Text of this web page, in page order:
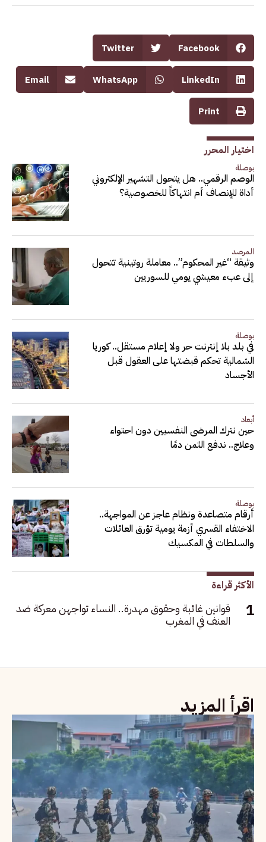
Facebook
Twitter
LinkedIn
WhatsApp
Email
Print
اختيار المحرر
بوصلة
الوصم الرقمي.. هل يتحول التشهير الإلكتروني
أداة للإنصاف أم انتهاكاً للخصوصية؟
المرصد
وثيقة “غير المحكوم”.. معاملة روتينية تتحول
إلى عبء معيشي يومي للسوريين
بوصلة
في بلد بلا إنترنت حر ولا إعلام مستقل.. كوريا
الشمالية تحكم قبضتها على العقول قبل
الأجساد
أبعاد
حين نترك المرضى النفسيين دون احتواء
وعلاج.. ندفع الثمن دمًا
بوصلة
أرقام متصاعدة ونظام عاجز عن المواجهة..
الاختفاء القسري أزمة يومية تؤرق العائلات
والسلطات في المكسيك
الأكثر قراءة
قوانين غائبة وحقوق مهدرة.. النساء تواجهن معركة ضد
العنف في المغرب
اقرأ المزيد